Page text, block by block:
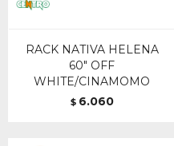
RACK NATIVA HELENA
60" OFF
WHITE/CINAMOMO
$ 6.060